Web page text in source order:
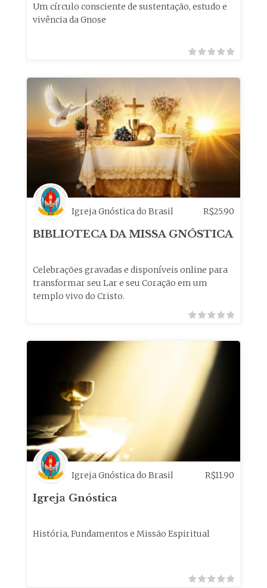
Um círculo consciente de sustentação, estudo e
vivência da Gnose
Igreja Gnóstica do Brasil R$25.90
BIBLIOTECA DA MISSA GNÓSTICA
Celebrações gravadas e disponíveis online para
transformar seu Lar e seu Coração em um
templo vivo do Cristo.
Igreja Gnóstica do Brasil R$11.90
Igreja Gnóstica
História, Fundamentos e Missão Espiritual